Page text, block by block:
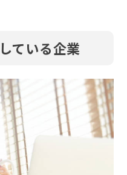
ている企業